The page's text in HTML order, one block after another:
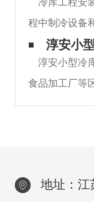
为白色或浅
程中制冷设备
期冷藏的使用
些问题呢？
丝槽保护管道
淳安小
淳安小型冷
食品加工厂等
冷库，那么如
地址：江